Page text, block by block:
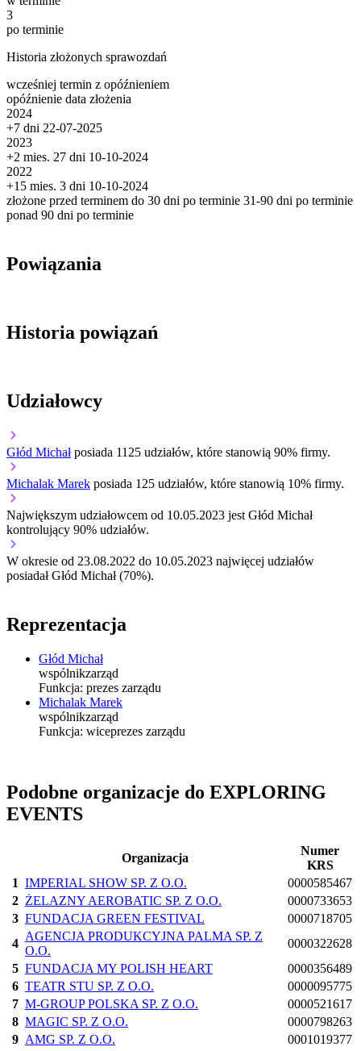
3
po terminie
Historia złożonych sprawozdań
wcześniej termin z opóźnieniem
opóźnienie data złożenia
2024
+7 dni 22-07-2025
2023
+2 mies. 27 dni 10-10-2024
2022
+15 mies. 3 dni 10-10-2024
złożone przed terminem do 30 dni po terminie 31-90 dni po terminie
ponad 90 dni po terminie
Powiązania
Historia powiązań
Udziałowcy
Głód Michał posiada 1125 udziałów, które stanowią 90% firmy.
Michalak Marek posiada 125 udziałów, które stanowią 10% firmy.
Największym udziałowcem od 10.05.2023 jest Głód Michał
kontrolujący 90% udziałów.
W okresie od 23.08.2022 do 10.05.2023 najwięcej udziałów
posiadał Głód Michał (70%).
Reprezentacja
Głód Michał
wspólnikzarząd
Funkcja: prezes zarządu
Michalak Marek
wspólnikzarząd
Funkcja: wiceprezes zarządu
Podobne organizacje do EXPLORING
EVENTS
Organizacja
Numer
KRS
1 IMPERIAL SHOW SP. Z O.O.
0000585467
2 ŻELAZNY AEROBATIC SP. Z O.O.
0000733653
3 FUNDACJA GREEN FESTIVAL
0000718705
4
AGENCJA PRODUKCYJNA PALMA SP. Z
O.O.
0000322628
5 FUNDACJA MY POLISH HEART
0000356489
6 TEATR STU SP. Z O.O.
0000095775
7 M-GROUP POLSKA SP. Z O.O.
0000521617
8 MAGIC SP. Z O.O.
0000798263
9 AMG SP. Z O.O.
0001019377